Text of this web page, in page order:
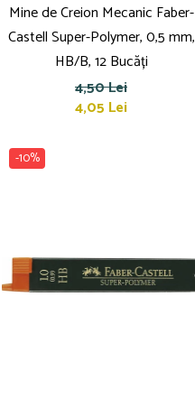
Mine de Creion Mecanic Faber-
Castell Super-Polymer, 0,5 mm,
HB/B, 12 Bucăți
4,50 Lei
4,05 Lei
-10%